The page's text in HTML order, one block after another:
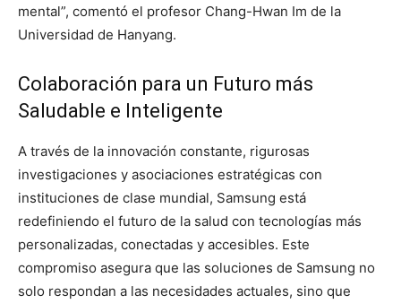
mental”, comentó el profesor Chang-Hwan Im de la
Universidad de Hanyang.
Colaboración para un Futuro más
Saludable e Inteligente
A través de la innovación constante, rigurosas
investigaciones y asociaciones estratégicas con
instituciones de clase mundial, Samsung está
redefiniendo el futuro de la salud con tecnologías más
personalizadas, conectadas y accesibles. Este
compromiso asegura que las soluciones de Samsung no
solo respondan a las necesidades actuales, sino que